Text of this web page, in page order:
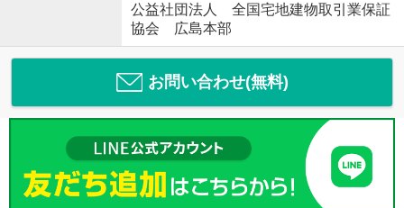
公益社団法人 全国宅地建物取引業保証
協会 広島本部
お問い合わせ(無料)